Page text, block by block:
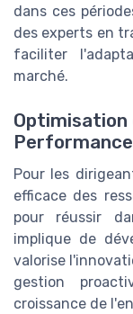
dans ces
des experts en
faciliter
marché.
Optimisation
Performance
Pour les
efficace des
pour réussir
implique de
valorise
gestion
croissance de